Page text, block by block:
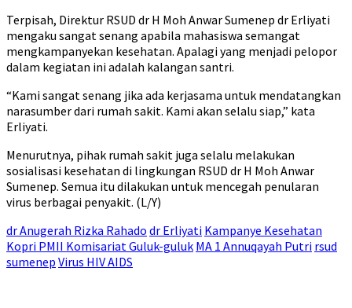
Terpisah, Direktur RSUD dr H Moh Anwar Sumenep dr Erliyati
mengaku sangat senang apabila mahasiswa semangat
mengkampanyekan kesehatan. Apalagi yang menjadi pelopor
dalam kegiatan ini adalah kalangan santri.
“Kami sangat senang jika ada kerjasama untuk mendatangkan
narasumber dari rumah sakit. Kami akan selalu siap,” kata
Erliyati.
Menurutnya, pihak rumah sakit juga selalu melakukan
sosialisasi kesehatan di lingkungan RSUD dr H Moh Anwar
Sumenep. Semua itu dilakukan untuk mencegah penularan
virus berbagai penyakit. (L/Y)
dr Anugerah Rizka Rahado dr Erliyati Kampanye Kesehatan
Kopri PMII Komisariat Guluk-guluk MA 1 Annuqayah Putri rsud
sumenep Virus HIV AIDS